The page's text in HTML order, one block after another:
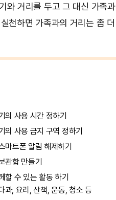
와 거리를 두고 그 대신 가족
천하면 가족과의 거리는 좀
의 사용 시간 정하기
의 사용 금지 구역 정하기
마트폰 알림 해제하기
관함 만들기
할 수 있는 활동 하기
과, 요리, 산책, 운동, 청소 등